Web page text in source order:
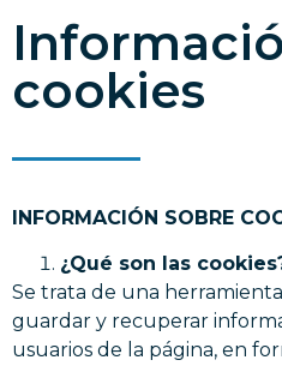
cookies
INFORMACIÓN SOBRE
¿Qué son las
Se trata de una
guardar y recuperar
usuarios de la página, en